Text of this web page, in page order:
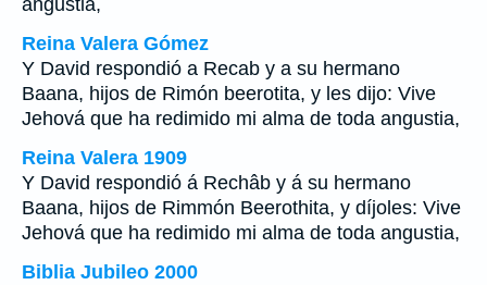
angustia,
Reina Valera Gómez
Y David respondió a Recab y a su hermano
Baana, hijos de Rimón beerotita, y les dijo: Vive
Jehová que ha redimido mi alma de toda angustia,
Reina Valera 1909
Y David respondió á Rechâb y á su hermano
Baana, hijos de Rimmón Beerothita, y díjoles: Vive
Jehová que ha redimido mi alma de toda angustia,
Biblia Jubileo 2000